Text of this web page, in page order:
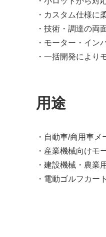
・カスタム仕様に
・技術・調達の両
・モーター・イン
・一括開発により
用途
・自動車/商用車
・産業機械向けモ
・建設機械・農業
・電動ゴルフカー